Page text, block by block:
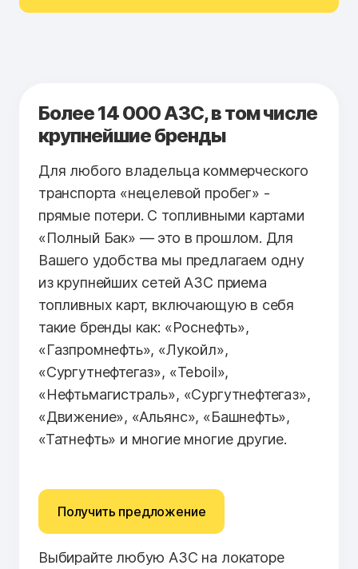
Более 14 000 АЗС, в том числе
крупнейшие бренды
Для любого владельца коммерческого
транспорта «нецелевой пробег» -
прямые потери. С топливными картами
«Полный Бак» — это в прошлом. Для
Вашего удобства мы предлагаем одну
из крупнейших сетей АЗС приема
топливных карт, включающую в себя
такие бренды как: «Роснефть»,
«Газпромнефть», «Лукойл»,
«Сургутнефтегаз», «Teboil»,
«Нефтьмагистраль», «Сургутнефтегаз»,
«Движение», «Альянс», «Башнефть»,
«Татнефть» и многие многие другие.
Получить предложение
Выбирайте любую АЗС на локаторе